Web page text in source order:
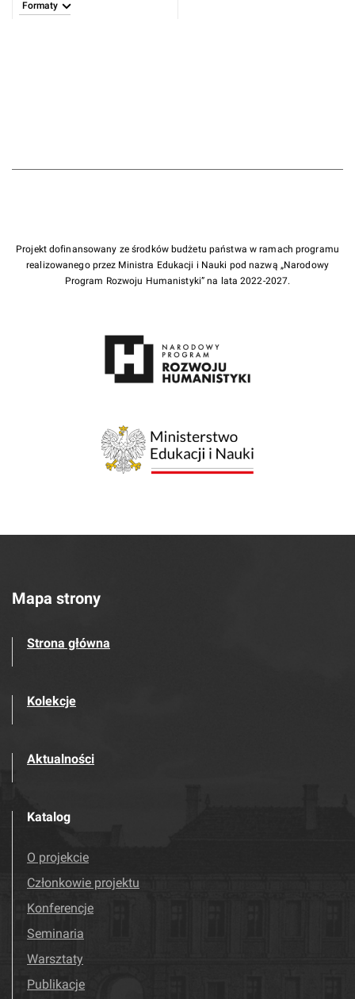
Formaty
Projekt dofinansowany ze środków budżetu państwa w ramach programu
realizowanego przez Ministra Edukacji i Nauki pod nazwą „Narodowy
Program Rozwoju Humanistyki” na lata 2022-2027.
Mapa strony
Strona główna
Kolekcje
Aktualności
Katalog
O projekcie
Członkowie projektu
Konferencje
Seminaria
Warsztaty
Publikacje